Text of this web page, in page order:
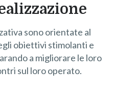
sono orientate al
obiettivi stimolanti e
a migliorare le loro
sul loro operato.